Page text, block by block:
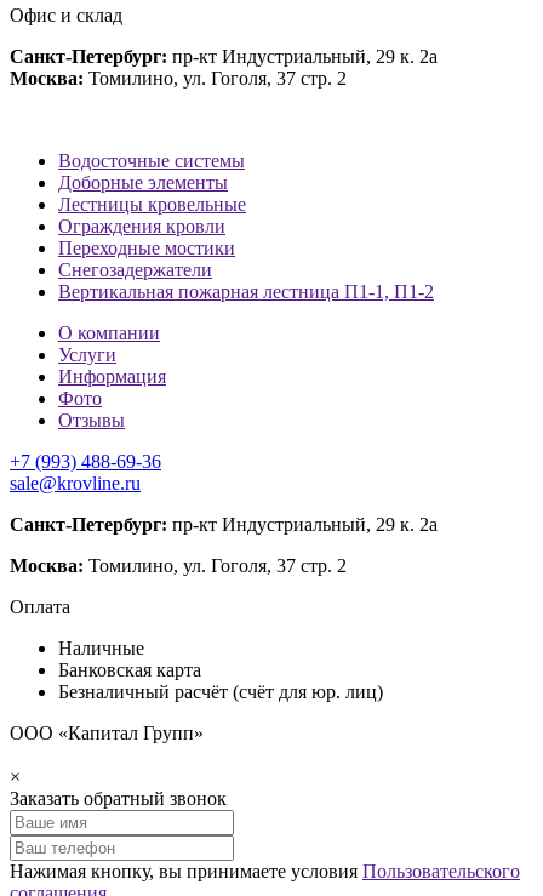
Офис и склад
Санкт-Петербург: пр-кт Индустриальный, 29 к. 2а
Москва: Томилино, ул. Гоголя, 37 стр. 2
Водосточные системы
Доборные элементы
Лестницы кровельные
Ограждения кровли
Переходные мостики
Снегозадержатели
Вертикальная пожарная лестница П1-1, П1-2
О компании
Услуги
Информация
Фото
Отзывы
+7 (993) 488-69-36
sale@krovline.ru
Санкт-Петербург: пр-кт Индустриальный, 29 к. 2а
Москва: Томилино, ул. Гоголя, 37 стр. 2
Оплата
Наличные
Банковская карта
Безналичный расчёт (счёт для юр. лиц)
ООО «Капитал Групп»
×
Заказать обратный звонок
Нажимая кнопку, вы принимаете условия Пользовательского